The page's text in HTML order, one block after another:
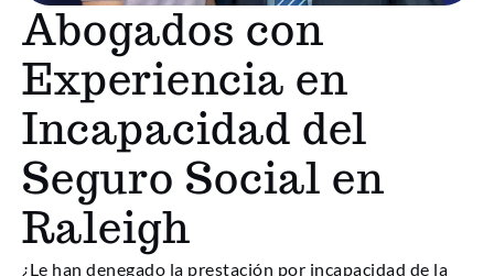
Abogados con
Experiencia en
Incapacidad del
Seguro Social en
Raleigh
¿Le han denegado la prestación por incapacidad de la